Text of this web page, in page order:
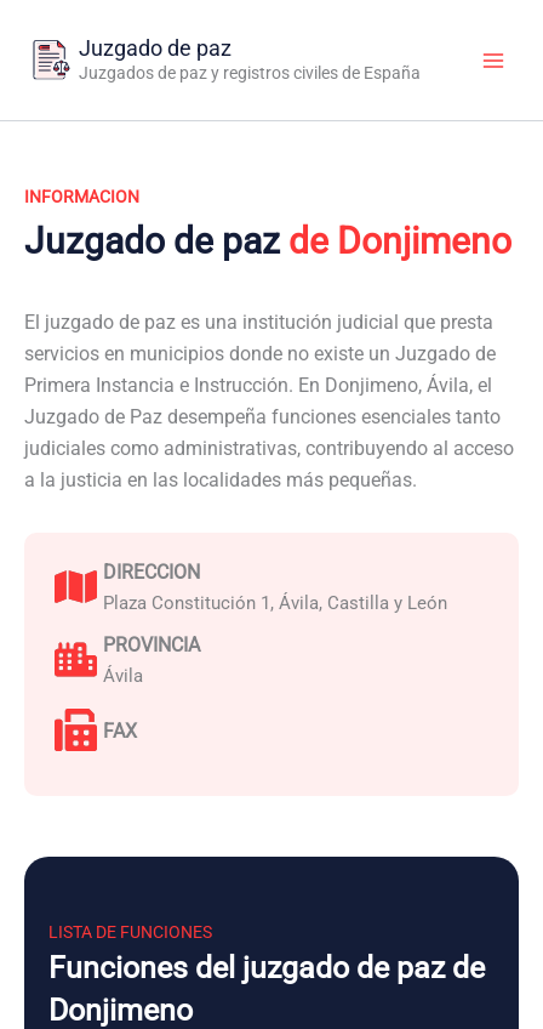
contenido
Juzgado de paz
Juzgados de paz y registros civiles de España
INFORMACION
Juzgado de paz de Donjimeno
El juzgado de paz es una institución judicial que presta
servicios en municipios donde no existe un Juzgado de
Primera Instancia e Instrucción. En Donjimeno, Ávila, el
Juzgado de Paz desempeña funciones esenciales tanto
judiciales como administrativas, contribuyendo al acceso
a la justicia en las localidades más pequeñas.
DIRECCION
Plaza Constitución 1, Ávila, Castilla y León
PROVINCIA
Ávila
FAX
LISTA DE FUNCIONES
Funciones del juzgado de paz de
Donjimeno